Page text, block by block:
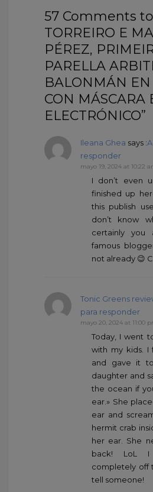
57 Comments to
TORREIRO E
PÉREZ,
PARELLA
BALONMÁN EN
CON MÁSCARA
ELECTRÓNICO”
Ileana Ghea says :
responder
mayo 19, 2024 at 10:22
I don’t even
finished up
this publish
don’t know
certainly
famous
not already 😉
Tonic Greens
para responder
mayo 20, 2024 at 11:00
Today, I went
with my kids. I
and gave it
daughter and
the ocean if
ear.» She
ear and
hermit crab
her ear. She
back! LoL
completely off
tell someone!